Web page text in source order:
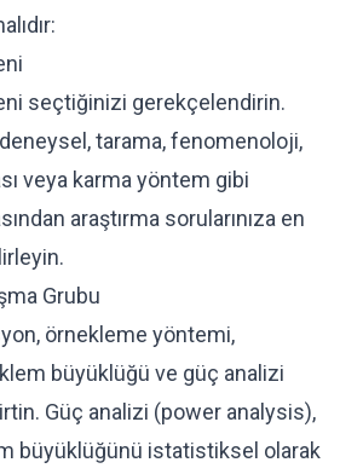
seçtiğinizi gerekçelendirin.
tarama, fenomenoloji,
veya karma yöntem gibi
araştırma sorularınıza en
Grubu
örnekleme yöntemi,
büyüklüğü ve güç analizi
Güç analizi (power analysis),
büyüklüğünü istatistiksel olarak